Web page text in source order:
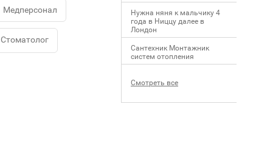
Медперсонал
Стоматолог
Нужна няня к мальчику 4
года в Ниццу далее в
Лондон
Сантехник Монтажник
систем отопления
Смотреть все